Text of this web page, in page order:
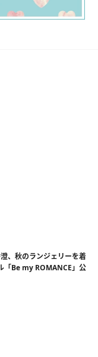
澄、秋のランジェリーを着
「Be my ROMANCE」公